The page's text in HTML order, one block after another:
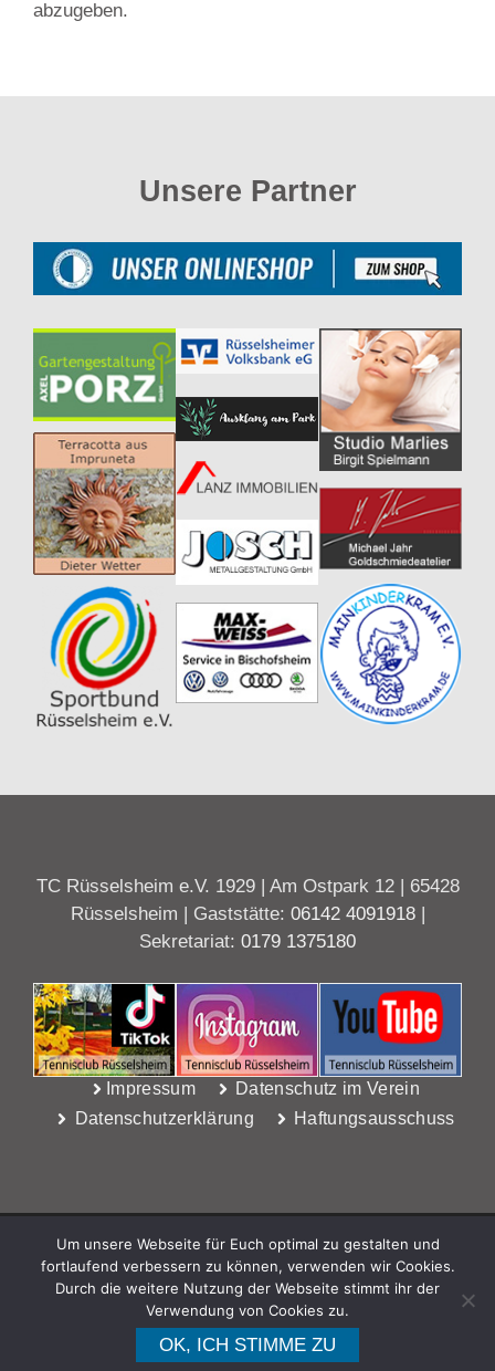
abzugeben.
Unsere Partner
TC Rüsselsheim e.V. 1929 | Am Ostpark 12 | 65428
Rüsselsheim | Gaststätte: 06142 4091918|
Sekretariat: 0179 1375180
Impressum
Datenschutz im Verein
Datenschutzerklärung
Haftungsausschuss
WebDesign Riedel, Rüsselsheim
Um unsere Webseite für Euch optimal zu gestalten und
fortlaufend verbessern zu können, verwenden wir Cookies.
Durch die weitere Nutzung der Webseite stimmt ihr der
Verwendung von Cookies zu.
OK, ICH STIMME ZU